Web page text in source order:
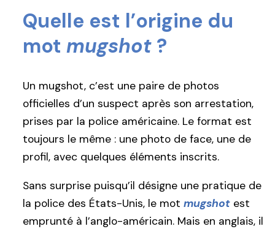
Quelle est l’origine du
mot mugshot ?
Un mugshot, c’est une paire de photos
officielles d’un suspect après son arrestation,
prises par la police américaine. Le format est
toujours le même : une photo de face, une de
profil, avec quelques éléments inscrits.
Sans surprise puisqu’il désigne une pratique de
la police des États-Unis, le mot mugshot est
emprunté à l’anglo-américain. Mais en anglais, il